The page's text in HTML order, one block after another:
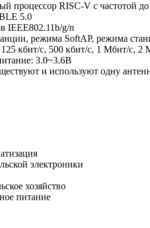
процессор RISC-V с частотой
5.0
IEEE802.11b/g/n
режима SoftAP, режима
кбит/с, 500 кбит/с, 1 Мбит/с, 2
3.0~3.6В
и используют одну
электроники
хозяйство
питание